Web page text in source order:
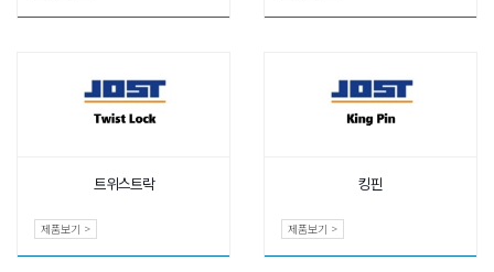
트위스트락
제품보기 >
킹핀
제품보기 >